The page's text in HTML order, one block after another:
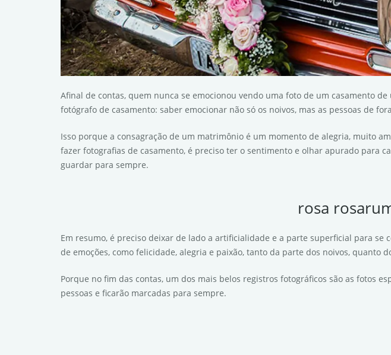
Afinal de contas, quem nunca se emocionou vendo uma foto de um casamento
fotógrafo de casamento: saber emocionar não só os noivos, mas as pessoas de
Isso porque a consagração de um matrimônio é um momento de alegria, muito
fazer fotografias de casamento, é preciso ter o sentimento e olhar apurado para
guardar para sempre.
rosa
Em resumo, é preciso deixar de lado a artificialidade e a parte superficial para
de emoções, como felicidade, alegria e paixão, tanto da parte dos noivos, quanto
Porque no fim das contas, um dos mais belos registros fotográficos são as fotos
pessoas e ficarão marcadas para sempre.